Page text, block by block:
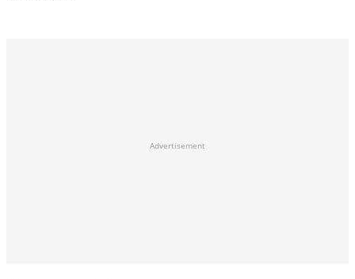
Advertisement